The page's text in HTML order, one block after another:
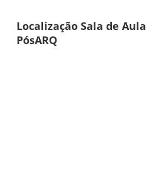
Localização Sala de Aula
PósARQ